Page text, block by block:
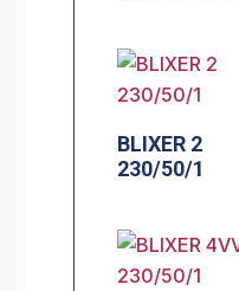
BLIXER 2
230/50/1